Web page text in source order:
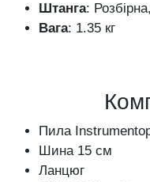
Штанга:
Вага: 1.35 кг
Пила
Шина 15 см
Ланцюг